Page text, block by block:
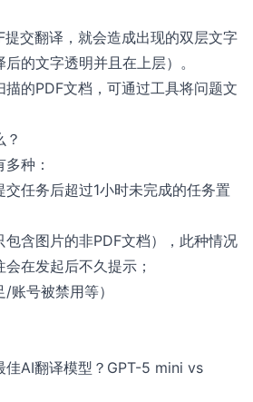
交翻译，就会造成出现的双层文字
的文字透明并且在上层）。
的PDF文档，可通过工具将问题文
种：
任务后超过1小时未完成的任务置
含图片的非PDF文档），此种情况
在发起后不久提示；
账号被禁用等）
佳AI翻译模型？GPT-5 mini vs